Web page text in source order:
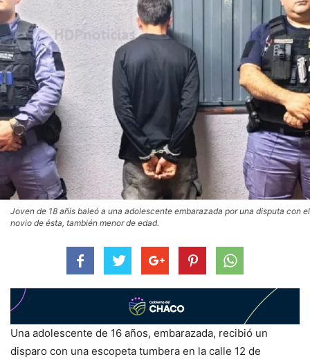
Joven de 18 añis baleó a una adolescente embarazada por una disputa con el
novio de ésta, también menor de edad.
Una adolescente de 16 años, embarazada, recibió un
disparo con una escopeta tumbera en la calle 12 de